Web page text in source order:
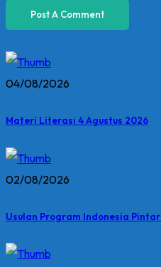
04/08/2026
Materi Literasi 4 Agustus 2026
02/08/2026
Usulan Program Indonesia